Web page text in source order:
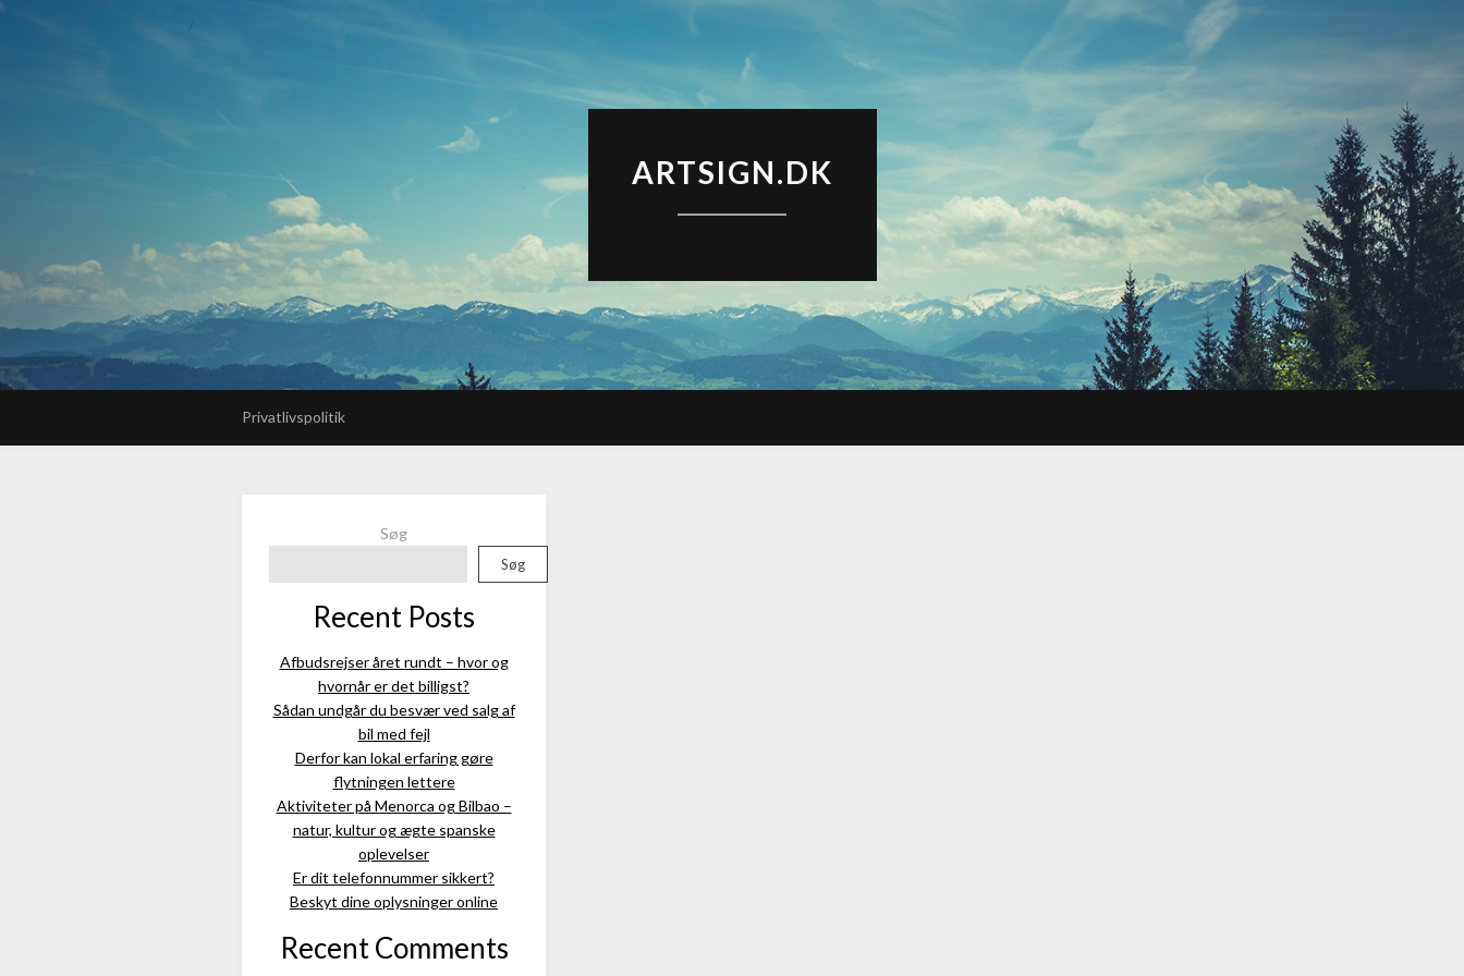
ARTSIGN.DK
Privatlivspolitik
Søg
Søg
Recent Posts
Afbudsrejser året rundt – hvor og
hvornår er det billigst?
Sådan undgår du besvær ved salg af
bil med fejl
Derfor kan lokal erfaring gøre
flytningen lettere
Aktiviteter på Menorca og Bilbao –
natur, kultur og ægte spanske
oplevelser
Er dit telefonnummer sikkert?
Beskyt dine oplysninger online
Recent Comments